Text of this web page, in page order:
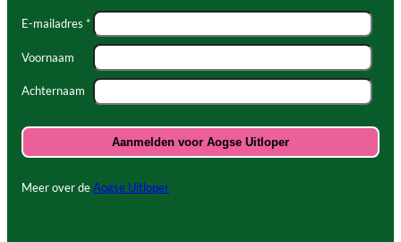
E-mailadres *
Voornaam
Achternaam
Meer over deAogse Uitloper